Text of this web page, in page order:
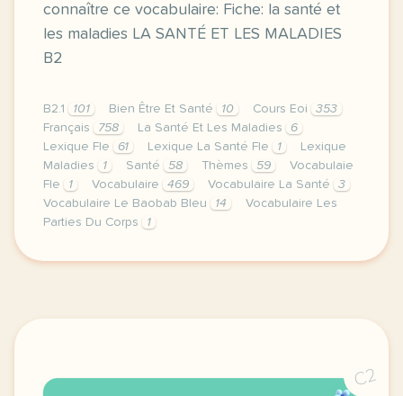
connaître ce vocabulaire: Fiche: la santé et
les maladies LA SANTÉ ET LES MALADIES
B2
B2.1 101 Bien Être Et Santé 10 Cours Eoi
353
Français
758 La Santé Et Les Maladies
6
Lexique Fle
61 Lexique La Santé Fle 1
Lexique
Maladies
1 Santé 58 Thèmes 59
Vocabulaie
Fle
1 Vocabulaire 469 Vocabulaire La Santé
3
Vocabulaire Le Baobab Bleu
14
Vocabulaire Les
Parties Du Corps
1
image pixabay comcette derniere semaine de
C2